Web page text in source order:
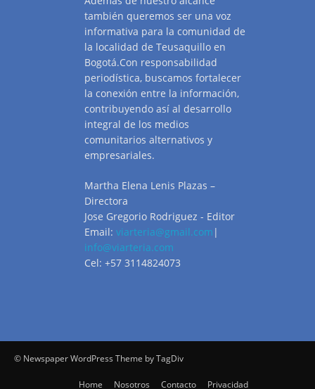
también queremos ser una voz
informativa para la comunidad de
la localidad de Teusaquillo en
Bogotá.Con responsabilidad
periodística, buscamos fortalecer
la conexión entre la información,
contribuyendo así al desarrollo
integral de los medios
comunitarios alternativos y
empresariales.
Martha Elena Lenis Plazas –
Directora
Jose Gregorio Rodriguez - Editor
Email: viarteria@gmail.com |
info@viarteria.com
Cel: +57 3114824073
© Newspaper WordPress Theme by TagDiv
Home Nosotros Contacto Privacidad